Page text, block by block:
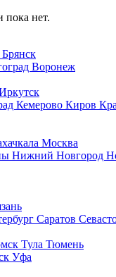
пока нет.
Брянск
Воронеж
Кемерово Киров
Москва
Нижний Новгород
Саратов
Тула Тюмень
Уфа